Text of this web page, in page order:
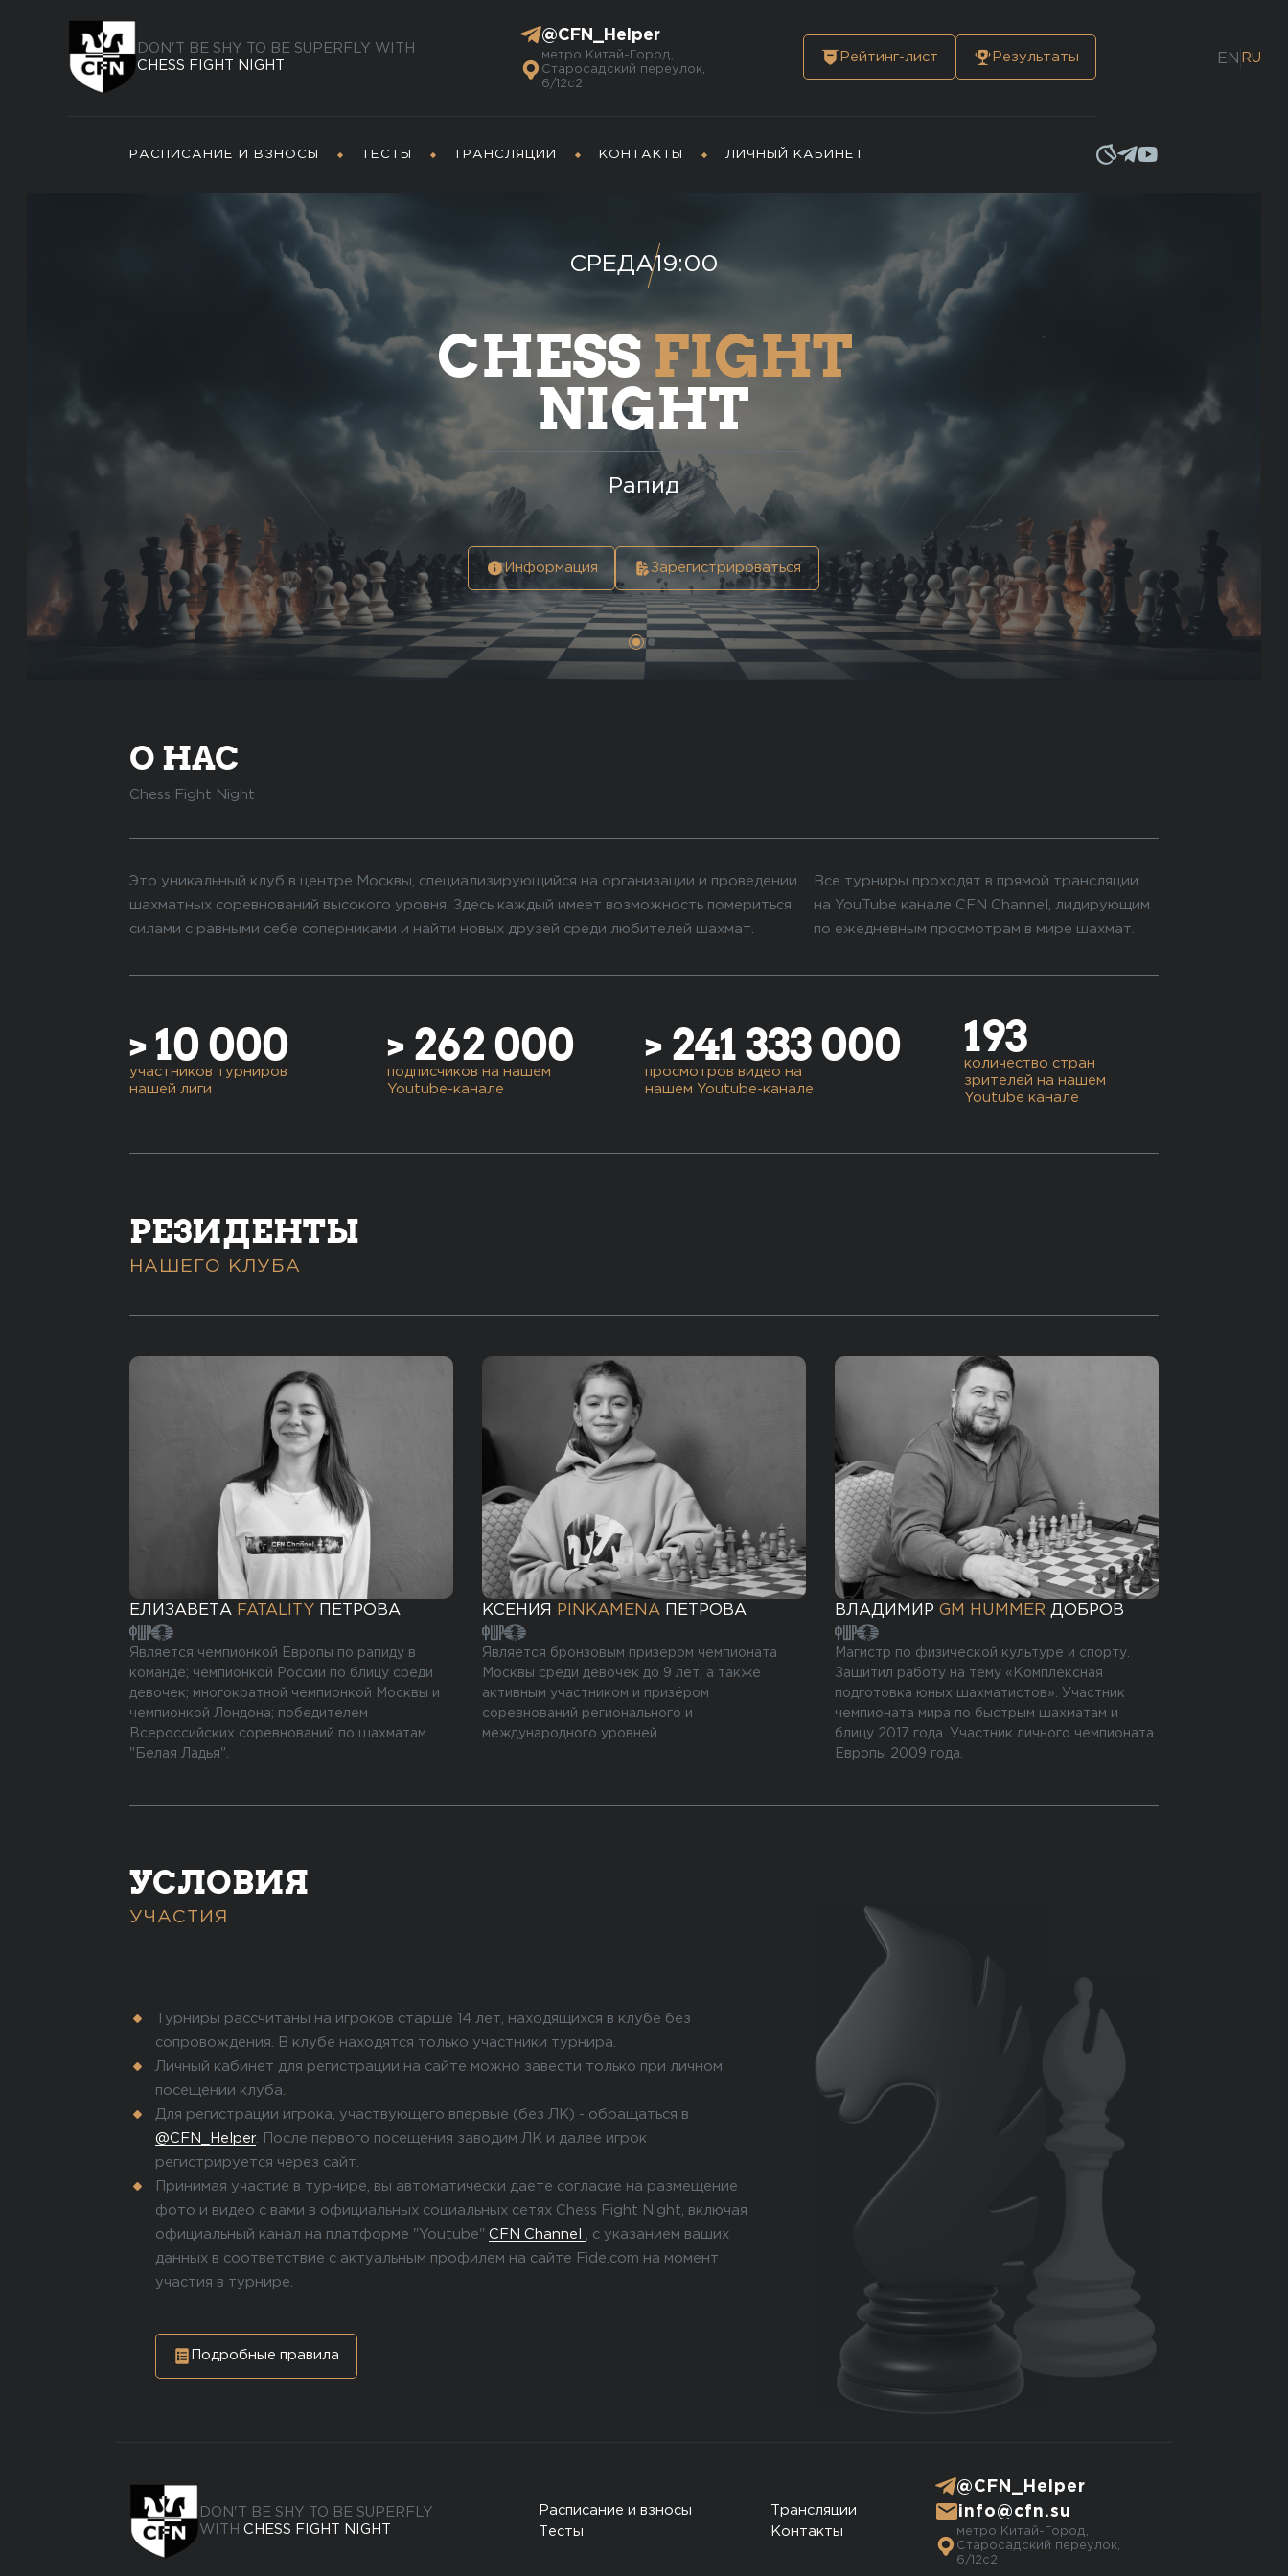
DON'T BE SHY TO BE SUPERFLY WITH
CHESS FIGHT NIGHT
@CFN_Helper
метро Китай-Город,
Старосадский переулок,
6/12с2
Рейтинг-лист Результаты EN RU
РАСПИСАНИЕ И ВЗНОСЫ ТЕСТЫ ТРАНСЛЯЦИИ КОНТАКТЫ ЛИЧНЫЙ КАБИНЕТ
СРЕДА19:00
CHESS FIGHT
NIGHT
Рапид
Информация Зарегистрироваться
О НАС
Chess Fight Night
Это уникальный клуб в центре Москвы, специализирующийся на организации и проведении
шахматных соревнований высокого уровня. Здесь каждый имеет возможность помериться
силами с равными себе соперниками и найти новых друзей среди любителей шахмат.
Все турниры проходят в прямой трансляции
на YouTube канале CFN Channel, лидирующим
по ежедневным просмотрам в мире шахмат.
> 10 000
участников турниров
нашей лиги
> 262 000
подписчиков на нашем
Youtube-канале
> 241 333 000
просмотров видео на
нашем Youtube-канале
193
количество стран
зрителей на нашем
Youtube канале
РЕЗИДЕНТЫ
НАШЕГО КЛУБА
ЕЛИЗАВЕТА FATALITY ПЕТРОВА
Является чемпионкой Европы по рапиду в
команде; чемпионкой России по блицу среди
девочек; многократной чемпионкой Москвы и
чемпионкой Лондона; победителем
Всероссийских соревнований по шахматам
"Белая Ладья".
КСЕНИЯ PINKAMENA ПЕТРОВА
Является бронзовым призером чемпионата
Москвы среди девочек до 9 лет, а также
активным участником и призёром
соревнований регионального и
международного уровней.
ВЛАДИМИРGM HUMMER ДОБРОВ
Магистр по физической культуре и спорту.
Защитил работу на тему «Комплексная
подготовка юных шахматистов». Участник
чемпионата мира по быстрым шахматам и
блицу 2017 года. Участник личного чемпионата
Европы 2009 года.
УСЛОВИЯ
УЧАСТИЯ
Турниры рассчитаны на игроков старше 14 лет, находящихся в клубе без
сопровождения. В клубе находятся только участники турнира.
Личный кабинет для регистрации на сайте можно завести только при личном
посещении клуба.
Для регистрации игрока, участвующего впервые (без ЛК) - обращаться в
@CFN_Helper. После первого посещения заводим ЛК и далее игрок
регистрируется через сайт.
Принимая участие в турнире, вы автоматически даете согласие на размещение
фото и видео с вами в официальных социальных сетях Chess Fight Night, включая
официальный канал на платформе "Youtube" CFN Channel
, с указанием ваших
данных в соответствие с актуальным профилем на сайте Fide.com на момент
участия в турнире.
Подробные правила
DON'T BE SHY TO BE SUPERFLY
WITH CHESS FIGHT NIGHT
Расписание и взносы
Тесты
Трансляции
Контакты
@CFN_Helper
info@cfn.su
метро Китай-Город,
Старосадский переулок,
6/12с2